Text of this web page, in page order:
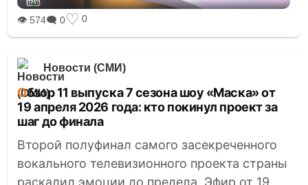
👁 574🗨 0♡ 0
Новости (СМИ)
Обзор 11 выпуска 7 сезона шоу «Маска» от
19 апреля 2026 года: кто покинул проект за
шаг до финала
Второй полуфинал самого засекреченного
вокального телевизионного проекта страны
раскалил эмоции до предела. Эфир от 19